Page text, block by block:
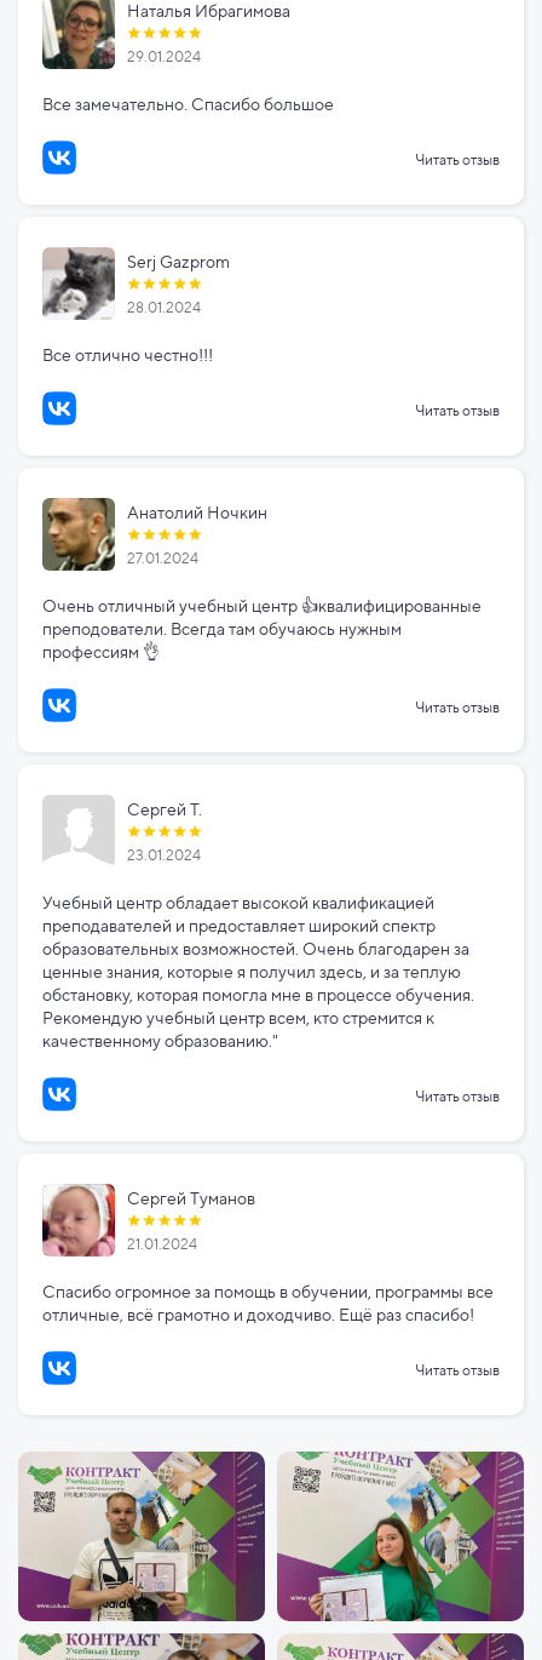
Наталья Ибрагимова
29.01.2024
Все замечательно. Спасибо большое
Читать отзыв
Serj Gazprom
28.01.2024
Все отлично честно!!!
Читать отзыв
Анатолий Ночкин
27.01.2024
Очень отличный учебный центр 👍квалифицированные
преподователи. Всегда там обучаюсь нужным
профессиям 👌
Читать отзыв
Сергей Т.
23.01.2024
Учебный центр обладает высокой квалификацией
преподавателей и предоставляет широкий спектр
образовательных возможностей. Очень благодарен за
ценные знания, которые я получил здесь, и за теплую
обстановку, которая помогла мне в процессе обучения.
Рекомендую учебный центр всем, кто стремится к
качественному образованию."
Читать отзыв
Сергей Туманов
21.01.2024
Спасибо огромное за помощь в обучении, программы все
отличные, всё грамотно и доходчиво. Ещё раз спасибо!
Читать отзыв